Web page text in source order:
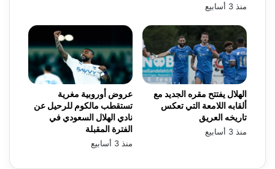
منذ 3 أسابيع
عروض أوروبية مغرية
تستقطب مالكوم للرحيل عن
نادي الهلال السعودي في
الفترة المقبلة
منذ 3 أسابيع
الهلال يفتتح مقره الجديد مع
ألقابه اللامعة التي تعكس
تاريخه العريق
منذ 3 أسابيع